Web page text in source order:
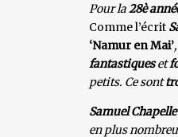
Pour la28è
Comme l’écrit
‘Namur en Mai’
fantastiqueset
petits. Ce sont
Samuel Chapelle
en plus